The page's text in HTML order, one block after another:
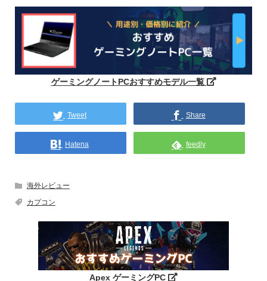
ゲーミングノートPCおすすめモデル一覧
Tweet Share
Hatena feedly
海外レビュー
カプコン
Apex ゲーミングPC